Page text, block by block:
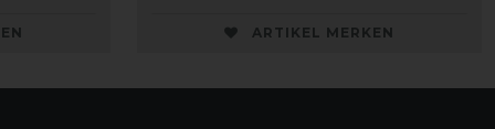
ARTIKEL MERKEN